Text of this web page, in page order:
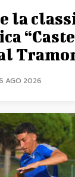
la
AGO 2026